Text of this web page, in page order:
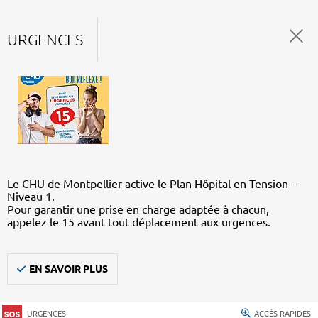
URGENCES
Le CHU de Montpellier active le Plan Hôpital en Tension –
Niveau 1.
Pour garantir une prise en charge adaptée à chacun,
appelez le 15 avant tout déplacement aux urgences.
EN SAVOIR PLUS
URGENCES ACCÈS RAPIDES